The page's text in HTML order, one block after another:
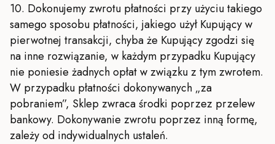
10. Dokonujemy zwrotu płatności przy użyciu takiego
samego sposobu płatności, jakiego użył Kupujący w
pierwotnej transakcji, chyba że Kupujący zgodzi się
na inne rozwiązanie, w każdym przypadku Kupujący
nie poniesie żadnych opłat w związku z tym zwrotem.
W przypadku płatności dokonywanych „za
pobraniem”, Sklep zwraca środki poprzez przelew
bankowy. Dokonywanie zwrotu poprzez inną formę,
zależy od indywidualnych ustaleń.